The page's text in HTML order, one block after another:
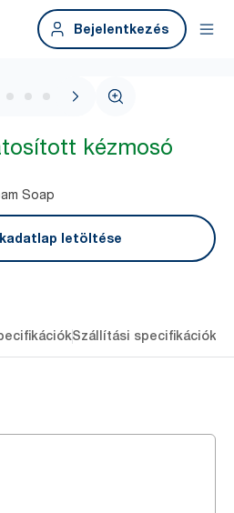
Bejelentkezés
1 / 6
kézmosó
Soap
letöltése
Szállítási specifikációk